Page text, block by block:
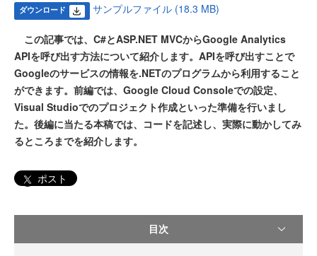
ダウンロード サンプルファイル (18.3 MB)
この記事では、C#とASP.NET MVCからGoogle Analytics
APIを呼び出す方法について紹介します。APIを呼び出すことで
Googleのサービスの情報を.NETのプログラムから利用すること
ができます。前編では、Google Cloud Consoleでの設定、
Visual Studioでのプロジェクト作成といった準備を行いまし
た。後編に当たる本稿では、コードを記述し、実際に動かしてみ
るところまでを紹介します。
ポスト
目次